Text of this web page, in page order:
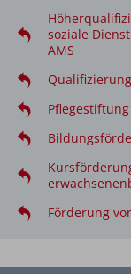
Magensonden
Absaugen
Erhebung
Basisdaten
einfache
soziale
AMS
Förderung